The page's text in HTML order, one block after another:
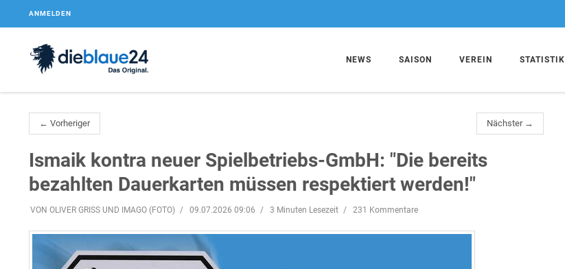
ANMELDEN
NEWS SAISON VEREIN STATISTIK
← Vorheriger Nächster →
Ismaik kontra neuer Spielbetriebs-GmbH: "Die bereits
bezahlten Dauerkarten müssen respektiert werden!"
VON OLIVER GRISS UND IMAGO (FOTO) 09.07.2026 09:06 3 Minuten Lesezeit 231 Kommentare